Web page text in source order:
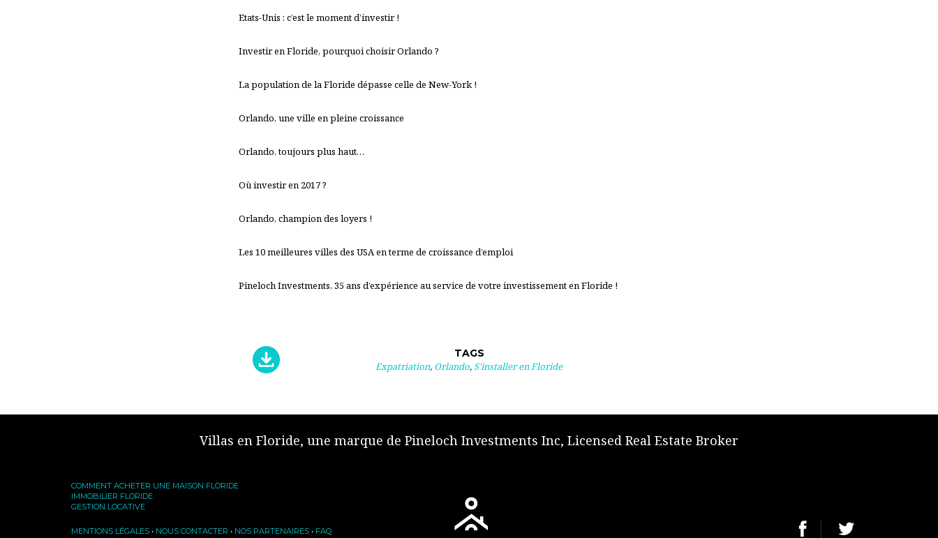
Etats-Unis : c’est le moment d’investir !
Investir en Floride, pourquoi choisir Orlando ?
La population de la Floride dépasse celle de New-York !
Orlando, une ville en pleine croissance
Orlando, toujours plus haut…
Où investir en 2017 ?
Orlando, champion des loyers !
Les 10 meilleures villes des USA en terme de croissance d’emploi
Pineloch Investments, 35 ans d’expérience au service de votre investissement en Floride !
TAGS
Expatriation, Orlando, S'installer en Floride
Villas en Floride, une marque de Pineloch Investments Inc, Licensed Real Estate Broker
COMMENT ACHETER UNE MAISON FLORIDE
IMMOBILIER FLORIDE
GESTION LOCATIVE
MENTIONS LÉGALES • NOUS CONTACTER • NOS PARTENAIRES • FAQ